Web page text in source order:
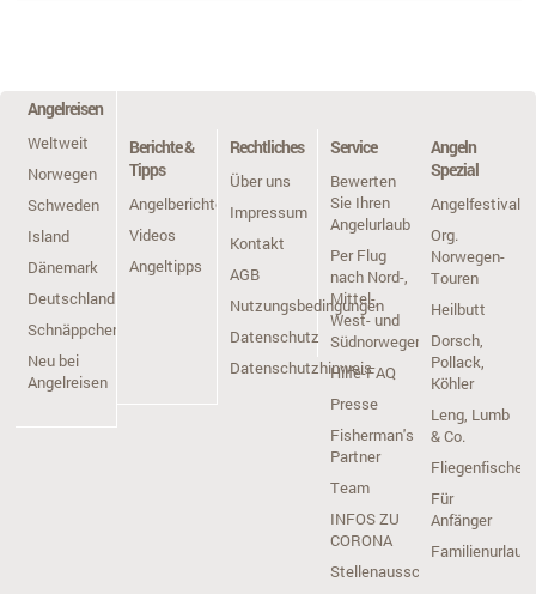
Angelreisen
Weltweit
Norwegen
Schweden
Island
Dänemark
Deutschland
Schnäppchen
Neu bei
Angelreisen
Angeln
Spezial
Angelfestivals
Org.
Norwegen-
Touren
Heilbutt
Dorsch,
Pollack,
Köhler
Leng, Lumb
& Co.
Fliegenfischen
Für
Anfänger
Familienurlaub
Berichte &
Tipps
Angelberichte
Videos
Angeltipps
Service
Bewerten
Sie Ihren
Angelurlaub
Per Flug
nach Nord-,
Mittel-,
West- und
Südnorwegen
Hilfe-FAQ
Presse
Fisherman's
Partner
Team
INFOS ZU
CORONA
Stellenausschreibung
Rechtliches
Über uns
Impressum
Kontakt
AGB
Nutzungsbedingungen
Datenschutz
Datenschutzhinweis